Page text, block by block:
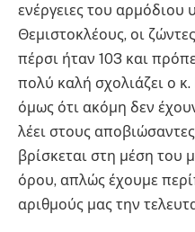
ενέργειες του
Θεμιστοκλέους, οι
πέρσι ήταν 103 και
πολύ καλή σχολιάζει ο
όμως ότι ακόμη δεν
λέει στους
βρίσκεται στη μέση του
όρου, απλώς έχουμε
αριθμούς μας την